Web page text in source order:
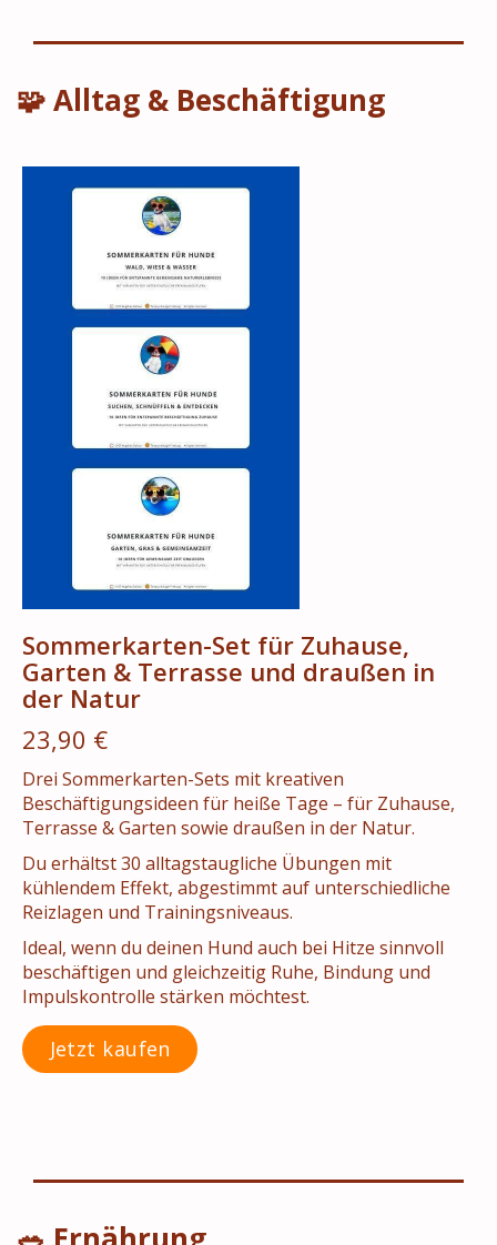
🧩 Alltag & Beschäftigung
Sommerkarten-Set für Zuhause,
Garten & Terrasse und draußen in
der Natur
23,90 €
Drei Sommerkarten-Sets mit kreativen
Beschäftigungsideen für heiße Tage – für Zuhause,
Terrasse & Garten sowie draußen in der Natur.
Du erhältst 30 alltagstaugliche Übungen mit
kühlendem Effekt, abgestimmt auf unterschiedliche
Reizlagen und Trainingsniveaus.
Ideal, wenn du deinen Hund auch bei Hitze sinnvoll
beschäftigen und gleichzeitig Ruhe, Bindung und
Impulskontrolle stärken möchtest.
Jetzt kaufen